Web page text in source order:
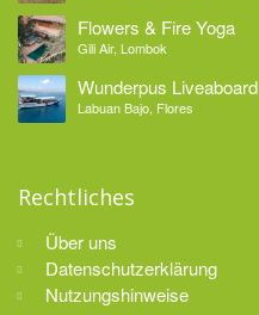
Flowers & Fire Yoga
Gili Air, Lombok
Wunderpus Liveaboard
Labuan Bajo, Flores
Rechtliches
Über uns
Datenschutzerklärung
Nutzungshinweise